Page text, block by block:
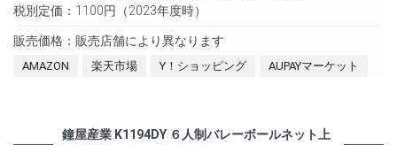
税別定価：1100円（2023年度時）
販売価格：販売店舗により異なります
AMAZON 楽天市場 Y！ショッピング AUPAYマーケット
鐘屋産業 K1194DY ６人制バレーボールネット上